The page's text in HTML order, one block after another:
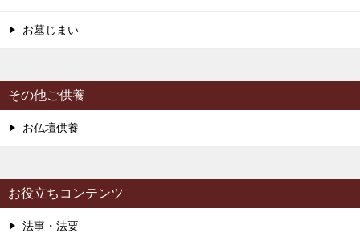
お墓じまい
その他ご供養
お仏壇供養
お役立ちコンテンツ
法事・法要